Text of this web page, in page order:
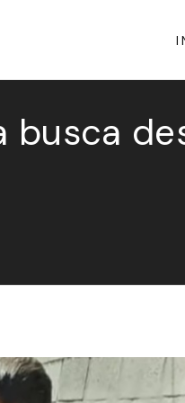
busca